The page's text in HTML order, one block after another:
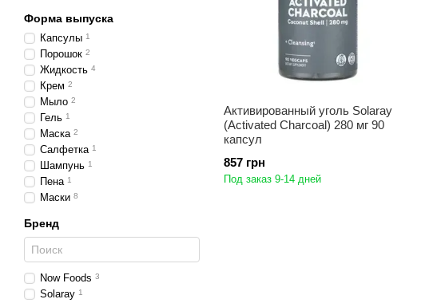
Активированный уголь Solaray
(Activated Charcoal) 280 мг 90
капсул
857 грн
Под заказ 9-14 дней
Форма выпуска
Капсулы 1
Порошок 2
Жидкость 4
Крем 2
Мыло 2
Гель 1
Маска 2
Салфетка 1
Шампунь 1
Пена 1
Маски 8
Бренд
Now Foods 3
Solaray 1